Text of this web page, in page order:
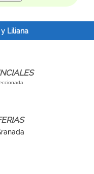
Liliana